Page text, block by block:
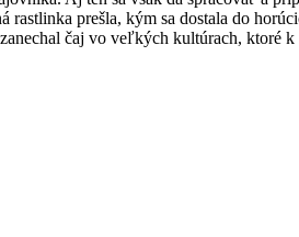
rastlinka prešla, kým sa dostala do
čaj vo veľkých kultúrach, ktoré k